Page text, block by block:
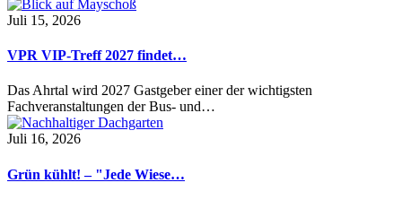
Juli 15, 2026
VPR VIP-Treff 2027 findet…
Das Ahrtal wird 2027 Gastgeber einer der wichtigsten
Fachveranstaltungen der Bus- und…
Juli 16, 2026
Grün kühlt! – "Jede Wiese…